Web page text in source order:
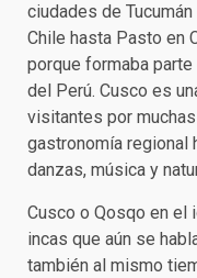
ciudades de
Chile hasta Pasto en
porque formaba
del Perú. Cusco es
visitantes por
gastronomía regional
danzas, música y
Cusco o Qosqo en el
incas que aún se
también al mismo